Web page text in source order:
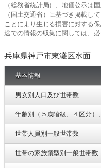
（総務省統計局）、地価公示は
（国土交通省）に基づき掲載し
ことにより生じる損害に対する
途での情報の収集に関しては、
兵庫県神戸市東灘区水面
基本情報
男女別人口及び世帯数
年齢別（５歳階級、４区分）
世帯人員別一般世帯数
世帯の家族類型別一般世帯数